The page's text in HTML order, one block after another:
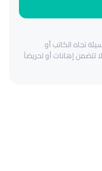
تجاه الكاتب أو
تتضمن إهانات أو تحريضاً